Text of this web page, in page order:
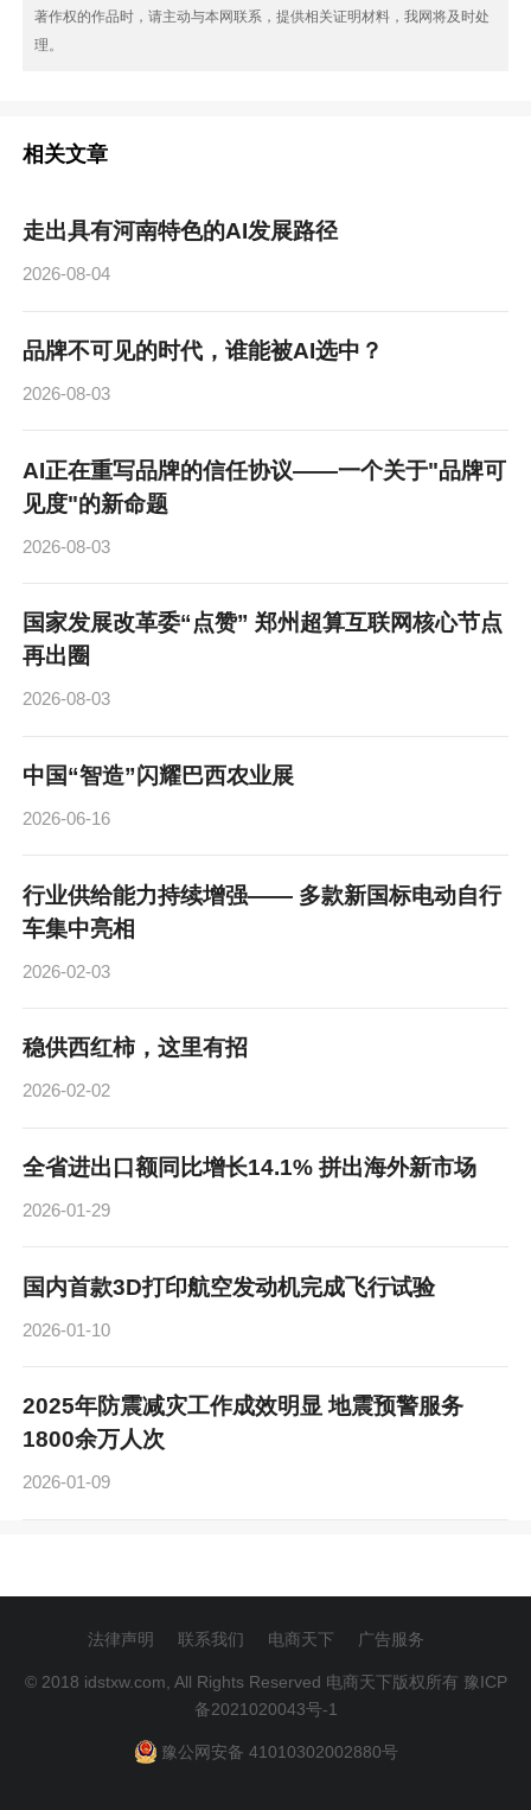
著作权的作品时，请主动与本网联系，提供相关证明材料，我网将及时处
理。
相关文章
走出具有河南特色的AI发展路径
2026-08-04
品牌不可见的时代，谁能被AI选中？
2026-08-03
AI正在重写品牌的信任协议——一个关于"品牌可
见度"的新命题
2026-08-03
国家发展改革委“点赞” 郑州超算互联网核心节点
再出圈
2026-08-03
中国“智造”闪耀巴西农业展
2026-06-16
行业供给能力持续增强—— 多款新国标电动自行
车集中亮相
2026-02-03
稳供西红柿，这里有招
2026-02-02
全省进出口额同比增长14.1% 拼出海外新市场
2026-01-29
国内首款3D打印航空发动机完成飞行试验
2026-01-10
2025年防震减灾工作成效明显 地震预警服务
1800余万人次
2026-01-09
法律声明 联系我们 电商天下 广告服务
© 2018 idstxw.com, All Rights Reserved 电商天下版权所有 豫ICP
备2021020043号-1
豫公网安备 41010302002880号